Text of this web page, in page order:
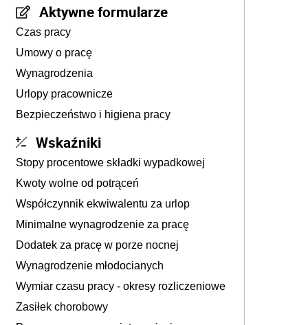
Aktywne formularze
Czas pracy
Umowy o pracę
Wynagrodzenia
Urlopy pracownicze
Bezpieczeństwo i higiena pracy
Wskaźniki
Stopy procentowe składki wypadkowej
Kwoty wolne od potrąceń
Współczynnik ekwiwalentu za urlop
Minimalne wynagrodzenie za pracę
Dodatek za pracę w porze nocnej
Wynagrodzenie młodocianych
Wymiar czasu pracy - okresy rozliczeniowe
Zasiłek chorobowy